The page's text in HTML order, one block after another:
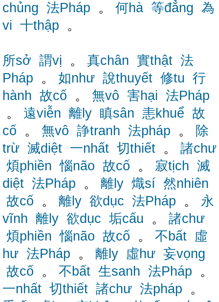
chủng 法Pháp 。 何hà 等đẳng 為
vi 十thập 。
所sở 謂vị 。 真chân 實thật 法
Pháp 。 如như 說thuyết 修tu 行
hành 故cố 。 無vô 害hại 法Pháp
。 遠viễn 離ly 瞋sân 恚khuể 故
cố 。 無vô 諍tranh 法pháp 。 除
trừ 滅diệt 一nhất 切thiết 。 諸chư
煩phiền 惱não 故cố 。 寂tịch 滅
diệt 法Pháp 。 離ly 熾sí 然nhiên
故cố 。 離ly 欲dục 法Pháp 。 永
vĩnh 離ly 欲dục 垢cấu 。 諸chư
煩phiền 惱não 故cố 。 不bất 虛
hư 法Pháp 。 離ly 虛hư 妄vọng
故cố 。 不bất 生sanh 法Pháp 。
一nhất 切thiết 諸chư 法pháp 。